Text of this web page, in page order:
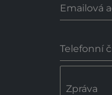
Emailová
Telefonní
Zpráva